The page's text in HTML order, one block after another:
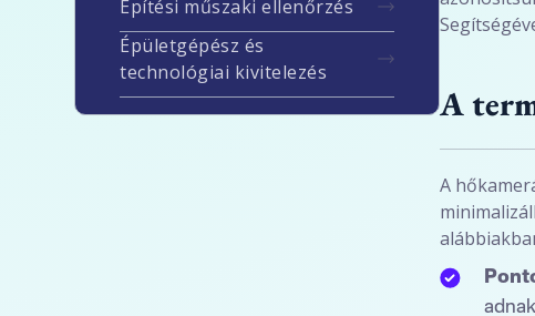
Építési műszaki ellenőrzés
Épületgépész és
technológiai kivitelezés
A
A